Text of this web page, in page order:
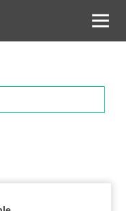
leurs prix et
sans vous